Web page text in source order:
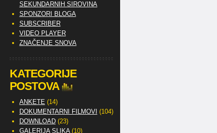
SEKUNDARNIH SIROVINA
SPONZORI BLOGA
SUBSCRIBER
VIDEO PLAYER
ZNAČENJE SNOVA
KATEGORIJE
POSTOVA
ANKETE (14)
DOKUMENTARNI FILMOVI (104)
DOWNLOAD(23)
GALERIJA SLIKA(10)